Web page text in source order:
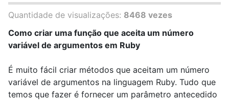
Quantidade de visualizações: 8468 vezes
Como criar uma função que aceita um número
variável de argumentos em Ruby
É muito fácil criar métodos que aceitam um número
variável de argumentos na linguagem Ruby. Tudo que
temos que fazer é fornecer um parâmetro antecedido